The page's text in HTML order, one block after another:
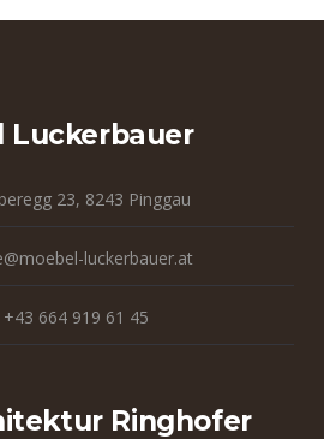
Luckerbauer
23, 8243 Pinggau
luckerbauer.at
+43 664 919 61 45
Ringhofer